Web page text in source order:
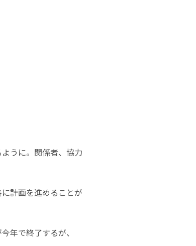
うに。関係者、協力
計画を進めることが
年で終了するが、